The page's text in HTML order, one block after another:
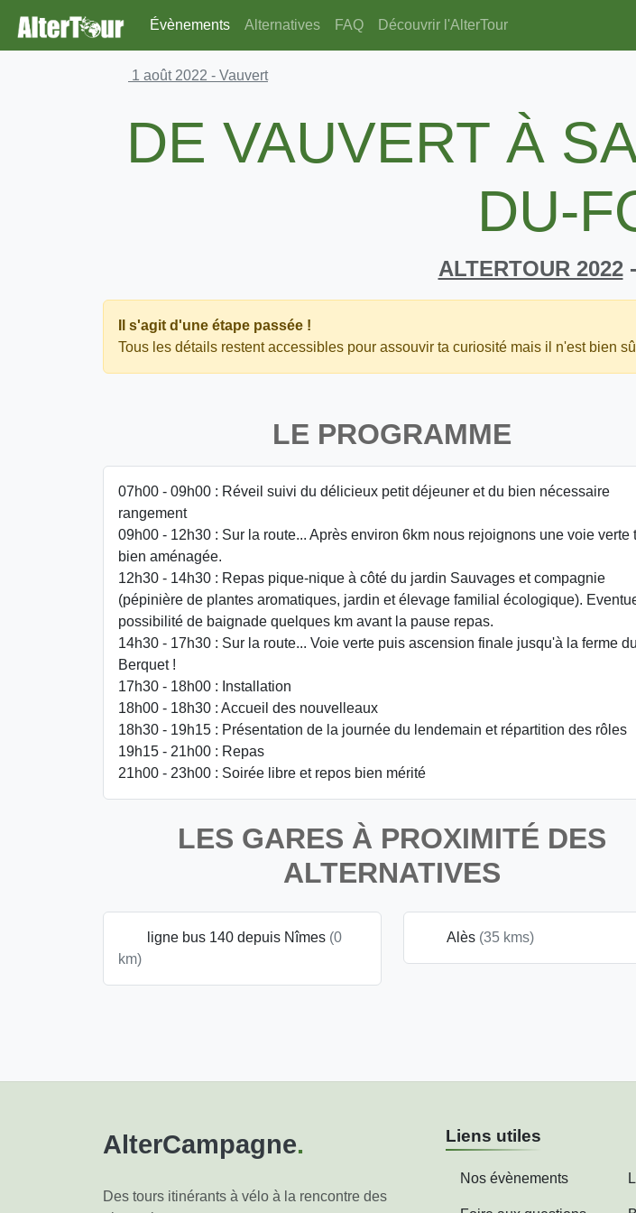
Évènements Alternatives FAQ Découvrir l'AlterTour
1 août 2022 - Vauvert
DE VAUVERT À
DU-
ALTERTOUR 2022-
Il s'agit d'une étape passée !
Tous les détails restent accessibles pour assouvir ta curiosité mais il n'est bien
LE PROGRAMME
07h00 - 09h00 : Réveil suivi du délicieux petit déjeuner et du bien nécessaire
rangement
09h00 - 12h30 : Sur la route... Après environ 6km nous rejoignons une voie verte
bien aménagée.
12h30 - 14h30 : Repas pique-nique à côté du jardin Sauvages et compagnie
(pépinière de plantes aromatiques, jardin et élevage familial écologique).
possibilité de baignade quelques km avant la pause repas.
14h30 - 17h30 : Sur la route... Voie verte puis ascension finale jusqu'à la ferme du
Berquet !
17h30 - 18h00 : Installation
18h00 - 18h30 : Accueil des nouvelleaux
18h30 - 19h15 : Présentation de la journée du lendemain et répartition des rôles
19h15 - 21h00 : Repas
21h00 - 23h00 : Soirée libre et repos bien mérité
LES GARES À PROXIMITÉ DES
ALTERNATIVES
ligne bus 140 depuis Nîmes (0
km)
Alès (35 kms)
AlterCampagne.
Des tours itinérants à vélo à la rencontre des
Liens utiles
Nos évènements